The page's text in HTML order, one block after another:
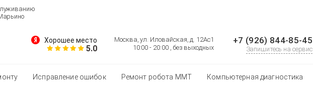
Хорошее место
5.0
Москва, ул. Иловайская, д. 12Ас1
10:00 - 20:00 , без выходных
+7 (926) 844-85-45
Запишитесь на сервис
Исправление ошибок Ремонт робота MMT Компьютерная диагностика